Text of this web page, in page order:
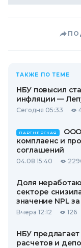
ТАКЖЕ ПО ТЕМЕ
НБУ повысил
инфляции —
Сегодня 05:33
ПАРТНЕРСКАЯ
ООО
комплаенс и
соглашений
04.08 15:40
Доля
секторе
значение NPL за
Вчера 12:12 126
НБУ
расчетов и